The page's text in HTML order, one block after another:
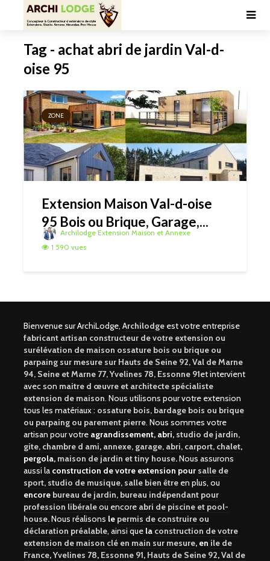
Tag - achat abri de jardin Val-d-
oise 95
ZONE
Extension Maison Val-d-oise
95 Bois ou Brique, Garage,...
Archilodge Extension Maison et Annexe
1 590 vues
Bienvenue sur ArchiLodge, Archilodge est votre entreprise
fabricant artisan constructeur de votre extension ou
surélévation de maison ossature bois ou brique ou
parpaing sur mesure sur Hauts de Seine 92, Val de Marne
94, Seine et Marne 77, Yvelines 78, Essonne 91et intervient
avec son maitre d œuvre et architecte spécialiste
extension de maison. Nous utilisons pour votre extension
tous les matériaux : ossature bois, bardage bois ou brique
ou parpaing ou parement pierre. Nous sommes votre
artisan pour votre agrandissement, abri, studio de jardin,
gite, chambre d ami, annexe, garage, abri, carport, chalet,
pergola, maison de jardin et tiny house.Nous assurons
aussi la construction de votre extension pour salle de
sport, studio de musique, salle bien être en plus, ou
encore bureau de jardin, bureau indépendant pour
profession libéraleou encore abri de piscine et pool-
house.Nous réalisons le permis de construire ou
déclaration préalable, ainsi que la construction de votre
extension de maison clé en main sur mesure, en ile de
France,Yvelines 78, Essonne 91, Hauts de Seine 92,Val de